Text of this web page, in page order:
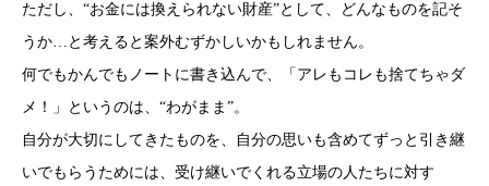
ただし、“お金には換えられない財産”として、どんなものを記そ
うか…と考えると案外むずかしいかもしれません。
何でもかんでもノートに書き込んで、「アレもコレも捨てちゃダ
メ！」というのは、“わがまま”。
自分が大切にしてきたものを、自分の思いも含めてずっと引き継
いでもらうためには、受け継いでくれる立場の人たちに対す